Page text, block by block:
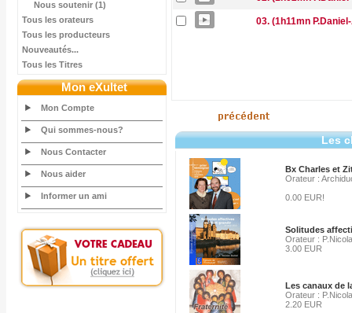
Nous soutenir (1)
Tous les orateurs
Tous les producteurs
Nouveautés...
Tous les Titres
Mon eXultet
Mon Compte
Qui sommes-nous?
Nous Contacter
Nous aider
Informer un ami
03. (1h11mn
Les
Bx Charles et
Orateur :
0.00 EUR!
Solitudes
Orateur :
3.00 EUR
Les canaux de
Orateur :
2.20 EUR